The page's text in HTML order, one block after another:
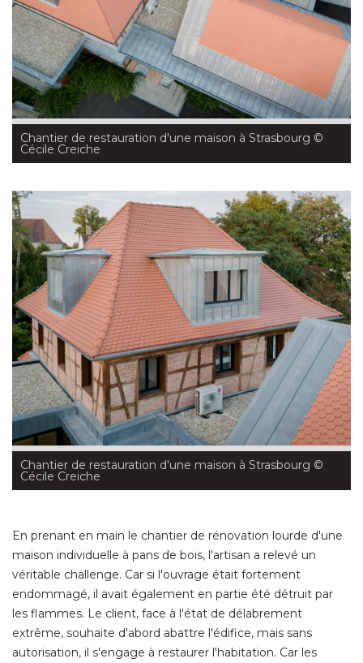
Chantier de restauration d'une maison à Strasbourg ©
Cécile Creiche
Chantier de restauration d'une maison à Strasbourg ©
Cécile Creiche
En prenant en main le chantier de rénovation lourde d'une
maison individuelle à pans de bois, l'artisan a relevé un
véritable challenge. Car si l'ouvrage était fortement
endommagé, il avait également en partie été détruit par
les flammes. Le client, face à l'état de délabrement
extrême, souhaite d'abord abattre l'édifice, mais sans
autorisation, il s'engage à restaurer l'habitation. Car les